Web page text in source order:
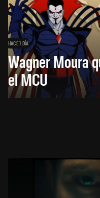
HACE 1 DÍA
Wagner Moura
el MCU